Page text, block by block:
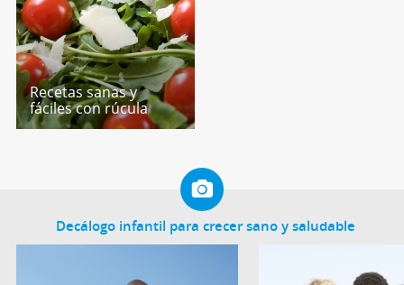
Recetas sanas y
fáciles con rúcula
Decálogo infantil para crecer sano y saludable